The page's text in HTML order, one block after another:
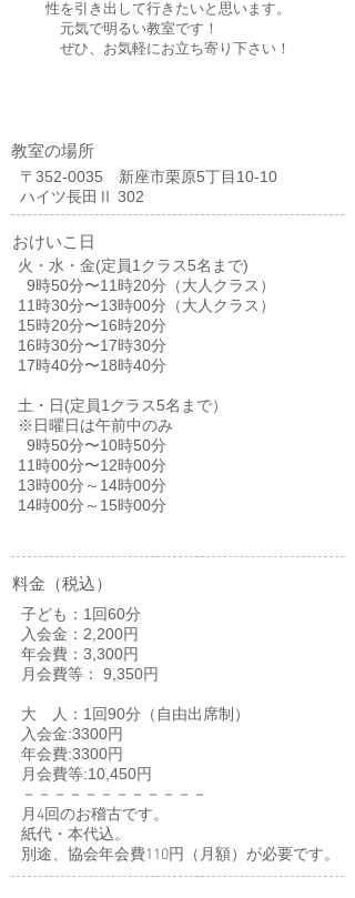
性を引き出して行きたいと思います。
元気で明るい教室です！
ぜひ、お気軽にお立ち寄り下さい！
教室の場所
〒352-0035 新座市栗原5丁目10-10
ハイツ長田Ⅱ 302
おけいこ日
火・水・金(定員1クラス5名まで)
9時50分〜11時20分（大人クラス）
11時30分〜13時00分（大人クラス）
15時20分〜16時20分
16時30分〜17時30分
17時40分〜18時40分
土・日(定員1クラス5名まで）
※日曜日は午前中のみ
9時50分〜10時50分
11時00分〜12時00分
13時00分～14時00分
14時00分～15時00分
料金（税込）
子ども：1回60分
入会金：2,200円
年会費：3,300円
月会費等： 9,350円
大 人：1回90分（自由出席制）
入会金:3300円
年会費:3300円
月会費等:10,450円
－－－－－－－－－－－－
月4回のお稽古です。
紙代・本代込。
別途、協会年会費110円（月額）が必要です。